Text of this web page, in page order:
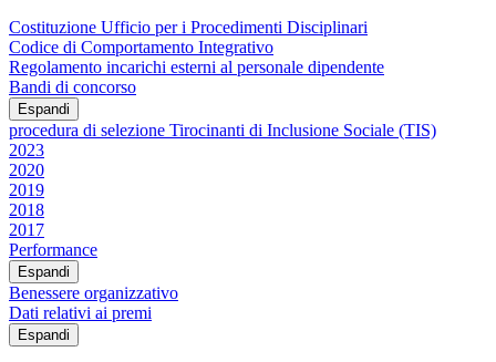
Costituzione Ufficio per i Procedimenti Disciplinari
Codice di Comportamento Integrativo
Regolamento incarichi esterni al personale dipendente
Bandi di concorso
Espandi
procedura di selezione Tirocinanti di Inclusione Sociale (TIS)
2023
2020
2019
2018
2017
Performance
Espandi
Benessere organizzativo
Dati relativi ai premi
Espandi